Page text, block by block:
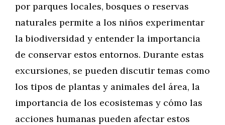
por parques locales, bosques o reservas
naturales permite a los niños experimentar
la biodiversidad y entender la importancia
de conservar estos entornos. Durante estas
excursiones, se pueden discutir temas como
los tipos de plantas y animales del área, la
importancia de los ecosistemas y cómo las
acciones humanas pueden afectar estos